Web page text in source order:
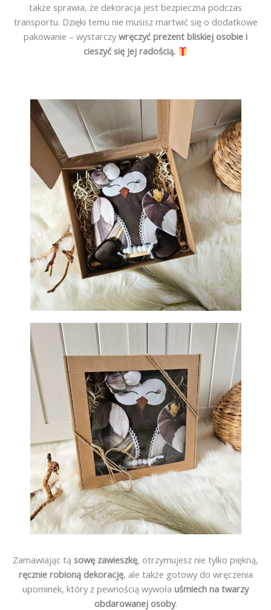
także sprawia, że dekoracja jest bezpieczna podczas
transportu. Dzięki temu nie musisz martwić się o dodatkowe
pakowanie – wystarczy wręczyć prezent bliskiej osobie i
cieszyć się jej radością.
Zamawiając tą sowę zawieszkę, otrzymujesz nie tylko piękną,
ręcznie robioną dekorację, ale także gotowy do wręczenia
upominek, który z pewnością wywoła uśmiech na twarzy
obdarowanej osoby.